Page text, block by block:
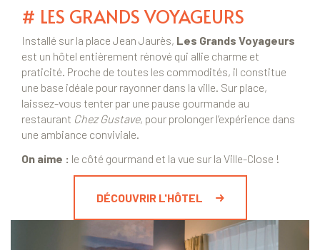
# LES GRANDS VOYAGEURS
Installé sur la place Jean Jaurès, Les Grands Voyageurs
est un hôtel entièrement rénové qui allie charme et
praticité. Proche de toutes les commodités, il constitue
une base idéale pour rayonner dans la ville. Sur place,
laissez-vous tenter par une pause gourmande au
restaurant Chez Gustave, pour prolonger l’expérience dans
une ambiance conviviale.
On aime : le côté gourmand et la vue sur la Ville-Close !
DÉCOUVRIR L'HÔTEL